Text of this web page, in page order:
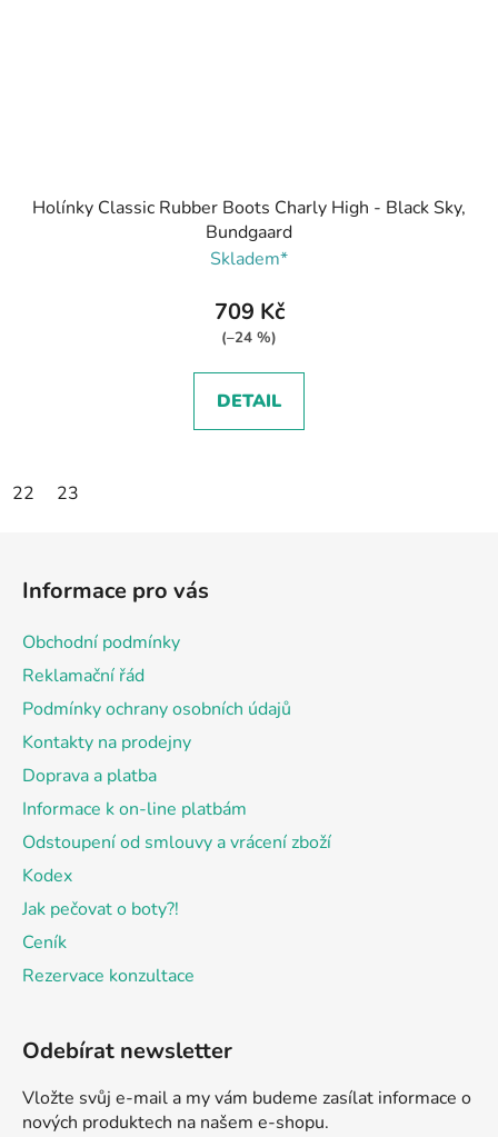
Holínky Classic Rubber Boots Charly High - Black Sky,
Bundgaard
Skladem*
709 Kč
(–24 %)
DETAIL
22 23
Informace pro vás
Obchodní podmínky
Reklamační řád
Podmínky ochrany osobních údajů
Kontakty na prodejny
Doprava a platba
Informace k on-line platbám
Odstoupení od smlouvy a vrácení zboží
Kodex
Jak pečovat o boty?!
Ceník
Rezervace konzultace
Odebírat newsletter
Vložte svůj e-mail a my vám budeme zasílat informace o
nových produktech na našem e-shopu.